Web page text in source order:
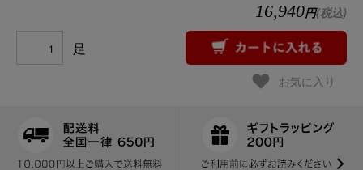
16,940円(税込)
足
お気に入り